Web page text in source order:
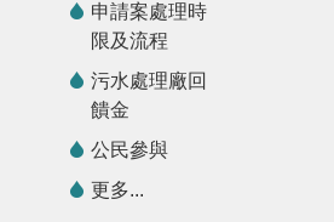
申請案處理時
限及流程
污水處理廠回
饋金
公民參與
更多...